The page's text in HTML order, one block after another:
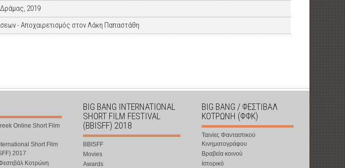
2019
- Αποχαιρετισμός στον Λάκη Παπαστάθη
Online Short Film
Short Film
2017
Κοτρώνη
BIG BANG INTERNATIONAL
SHORT FILM FESTIVAL
(BBISFF) 2018
BBISFF
Movies
Awards
BIG BANG / ΦΕΣΤΙΒΑΛ
ΚΟΤΡΩΝΗ (ΦΦΚ)
Ταινίες Φανταστικού
Κινηματογράφου
Βραβεία κοινού
Ιστορικό